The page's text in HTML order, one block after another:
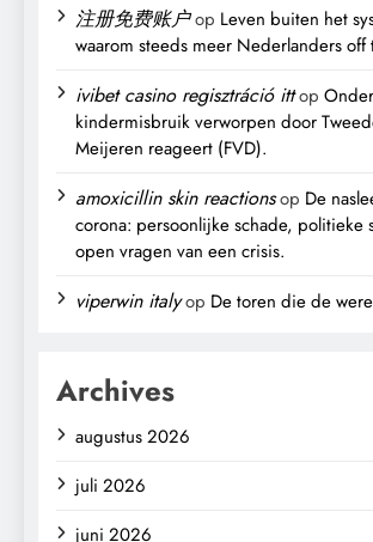
注册免费账户op Leven buiten het
waarom steeds meer Nederlanders
ivibet casino regisztráció ittop
kindermisbruik verworpen door
Meijeren reageert (FVD).
amoxicillin skin reactionsop De
corona: persoonlijke schade, politieke
open vragen van een crisis.
viperwin italyop De toren die de
Archives
augustus 2026
juli 2026
juni 2026